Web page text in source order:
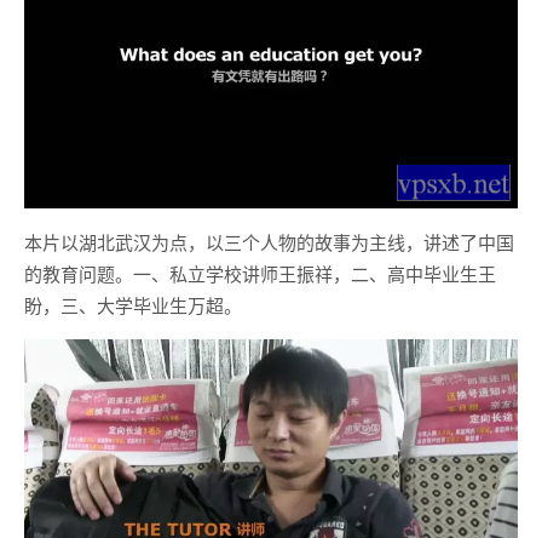
本片以湖北武汉为点，以三个人物的故事为主线，讲述了中国
的教育问题。一、私立学校讲师王振祥，二、高中毕业生王
盼，三、大学毕业生万超。